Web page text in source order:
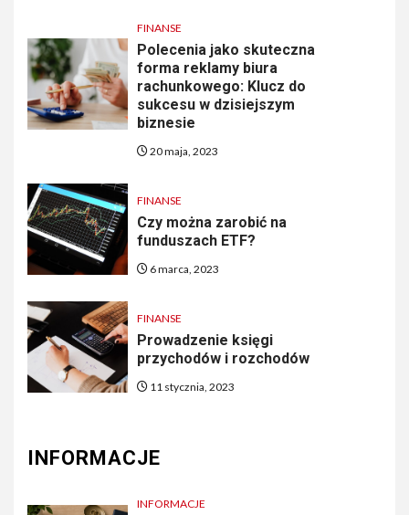
FINANSE
Polecenia jako skuteczna
forma reklamy biura
rachunkowego: Klucz do
sukcesu w dzisiejszym
biznesie
20 maja, 2023
FINANSE
Czy można zarobić na
funduszach ETF?
6 marca, 2023
FINANSE
Prowadzenie księgi
przychodów i rozchodów
11 stycznia, 2023
INFORMACJE
INFORMACJE